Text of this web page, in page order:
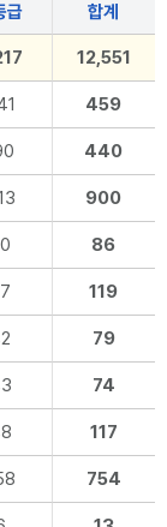
급 합계
12,551
459
440
900
86
119
79
74
117
754